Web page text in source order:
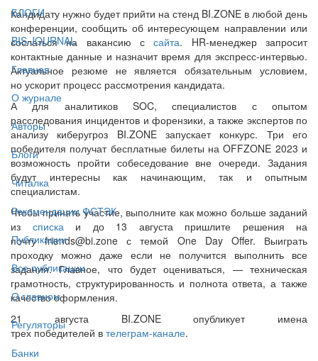
БЛОГИ
BIS JOURNAL
Главная
О журнале
Авторы
Блоги
Читалка
Рекомендации ФСТЭК
Публикации
Все публикации
О главном
Регуляторы
Банки
Кандидату нужно будет прийти на стенд BI.ZONE в любой день
конференции, сообщить об интересующем направлении или
сослаться на вакансию ссайта. HR-менеджер запросит
контактные данные и назначит время для экспресс-интервью.
Актуальное резюме не является обязательным условием,
но ускорит процесс рассмотрения кандидата.
А для аналитиков SOC, специалистов с опытом
расследования инцидентов и форензики, а также экспертов по
анализу киберугроз BI.ZONE запускает конкурс. Три его
победителя получат бесплатные билеты на OFFZONE 2023 и
возможность пройти собеседование вне очереди. Задания
будут интересны как начинающим, так и опытным
специалистам.
Чтобы принять участие, выполните как можно больше заданий
из списка и до 13 августа пришлите решения на
почту friends@bi.zone с темой One Day Offer. Выиграть
проходку можно даже если не получится выполнить все
задания. Главное, что будет оцениваться, — техническая
грамотность, структурированность и полнота ответа, а также
качество оформления.
21 августа BI.ZONE опубликует имена
трех победителей в телеграм-канале.